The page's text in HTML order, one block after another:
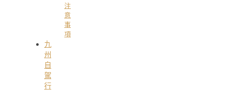
注
意
事
項
九
州
自
駕
行